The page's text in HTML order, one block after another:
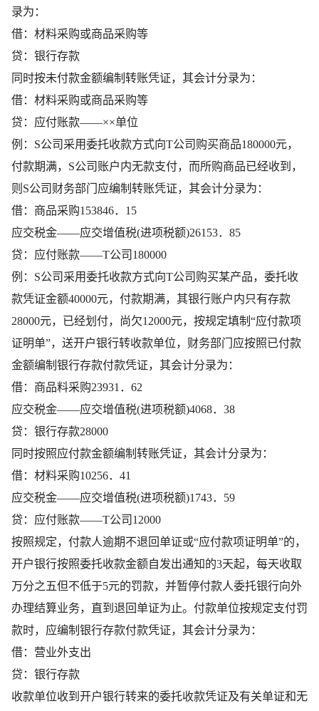
录为：
借：材料采购或商品采购等
贷：银行存款
同时按未付款金额编制转账凭证，其会计分录为：
借：材料采购或商品采购等
贷：应付账款——××单位
例：S公司采用委托收款方式向T公司购买商品180000元，
付款期满，S公司账户内无款支付，而所购商品已经收到，
则S公司财务部门应编制转账凭证，其会计分录为：
借：商品采购153846．15
应交税金——应交增值税(进项税额)26153．85
贷：应付账款——T公司180000
例：S公司采用委托收款方式向T公司购买某产品，委托收
款凭证金额40000元，付款期满，其银行账户内只有存款
28000元，已经划付，尚欠12000元，按规定填制“应付款项
证明单”，送开户银行转收款单位，财务部门应按照已付款
金额编制银行存款付款凭证，其会计分录为：
借：商品料采购23931．62
应交税金——应交增值税(进项税额)4068．38
贷：银行存款28000
同时按照应付款金额编制转账凭证，其会计分录为：
借：材料采购10256．41
应交税金——应交增值税(进项税额)1743．59
贷：应付账款——T公司12000
按照规定，付款人逾期不退回单证或“应付款项证明单”的，
开户银行按照委托收款金额自发出通知的3天起，每天收取
万分之五但不低于5元的罚款，并暂停付款人委托银行向外
办理结算业务，直到退回单证为止。付款单位按规定支付罚
款时，应编制银行存款付款凭证，其会计分录为：
借：营业外支出
贷：银行存款
收款单位收到开户银行转来的委托收款凭证及有关单证和无